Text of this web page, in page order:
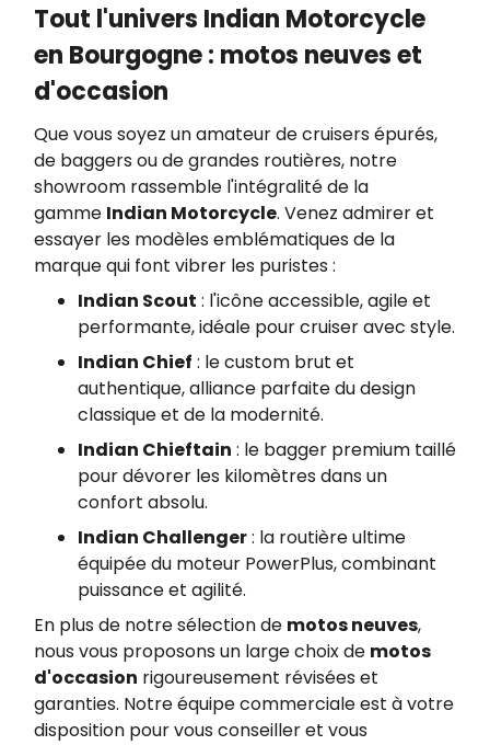
Tout l'univers Indian Motorcycle
en Bourgogne : motos neuves et
d'occasion
Que vous soyez un amateur de cruisers épurés,
de baggers ou de grandes routières, notre
showroom rassemble l'intégralité de la
gamme Indian Motorcycle. Venez admirer et
essayer les modèles emblématiques de la
marque qui font vibrer les puristes :
Indian Scout : l'icône accessible, agile et
performante, idéale pour cruiser avec style.
Indian Chief : le custom brut et
authentique, alliance parfaite du design
classique et de la modernité.
Indian Chieftain : le bagger premium taillé
pour dévorer les kilomètres dans un
confort absolu.
Indian Challenger: la routière ultime
équipée du moteur PowerPlus, combinant
puissance et agilité.
En plus de notre sélection de motos neuves,
nous vous proposons un large choix de motos
d'occasion rigoureusement révisées et
garanties. Notre équipe commerciale est à votre
disposition pour vous conseiller et vous